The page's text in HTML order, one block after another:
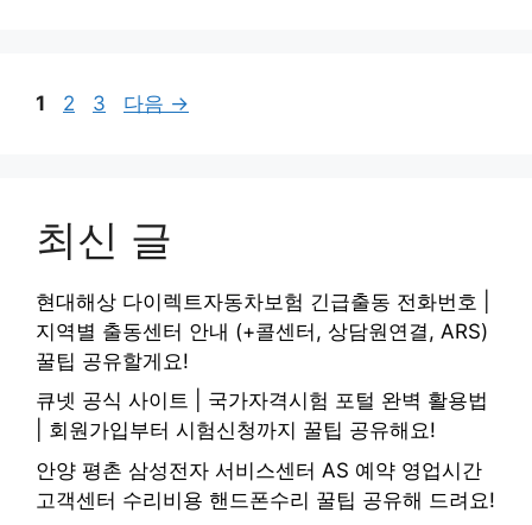
페
1
페
2
페
3 다음 →
최신 글
현대해상 다이렉트자동차보험 긴급출동 전화번호 |
지역별 출동센터 안내 (+콜센터, 상담원연결, ARS)
꿀팁 공유할게요!
큐넷 공식 사이트 | 국가자격시험 포털 완벽 활용법
| 회원가입부터 시험신청까지 꿀팁 공유해요!
안양 평촌 삼성전자 서비스센터 AS 예약 영업시간
고객센터 수리비용 핸드폰수리 꿀팁 공유해 드려요!